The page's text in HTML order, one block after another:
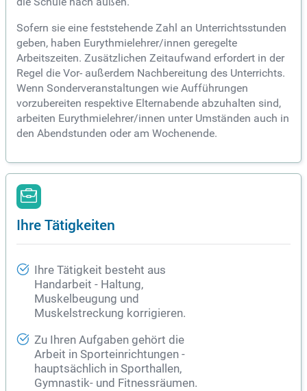
Sofern sie eine feststehende Zahl an Unterrichtsstunden
geben, haben Eurythmielehrer/innen geregelte
Arbeitszeiten. Zusätzlichen Zeitaufwand erfordert in der
Regel die Vor- außerdem Nachbereitung des Unterrichts.
Wenn Sonderveranstaltungen wie Aufführungen
vorzubereiten respektive Elternabende abzuhalten sind,
arbeiten Eurythmielehrer/innen unter Umständen auch in
den Abendstunden oder am Wochenende.
Ihre Tätigkeiten
Ihre Tätigkeit besteht aus
Handarbeit - Haltung,
Muskelbeugung und
Muskelstreckung korrigieren.
Zu Ihren Aufgaben gehört die
Arbeit in Sporteinrichtungen -
hauptsächlich in Sporthallen,
Gymnastik- und Fitnessräumen.